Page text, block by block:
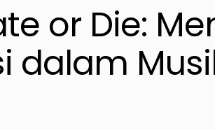
or Die:
dalam